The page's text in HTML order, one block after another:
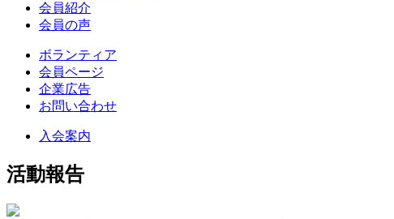
会員紹介
会員の声
ボランティア
会員ページ
企業広告
お問い合わせ
入会案内
活動報告